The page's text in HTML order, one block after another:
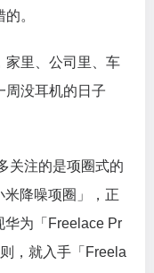
。
家里、公司里、车
周没耳机的日子
关注的是项圈式的
降噪项圈」，正
华为「Freelace Pr
，就入手「Freela